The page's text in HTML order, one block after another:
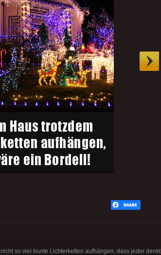
so viel bunte Lichterketten aufhängen, dass jeder denkt